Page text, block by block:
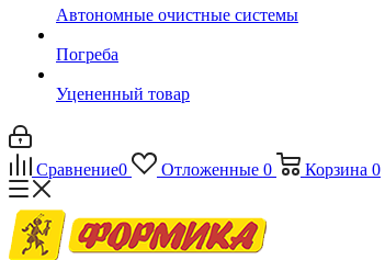
Автономные очистные системы
Погреба
Уцененный товар
Сравнение0 Отложенные 0 Корзина 0